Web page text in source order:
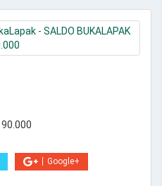
90.000
Google+